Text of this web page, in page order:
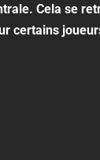
Cela se
certains